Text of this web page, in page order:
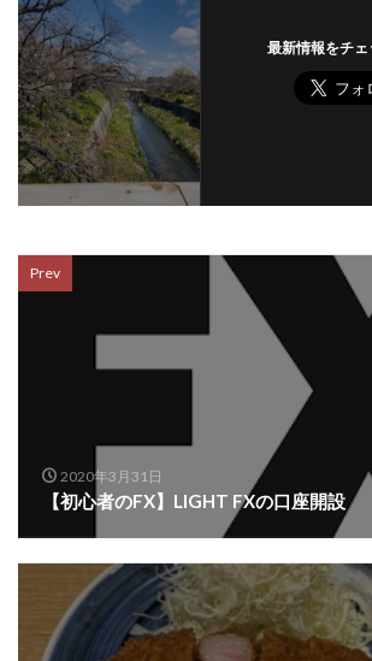
最新情報をチェ
Prev
2020年3月31日
【初心者のFX】LIGHT FXの口座開設